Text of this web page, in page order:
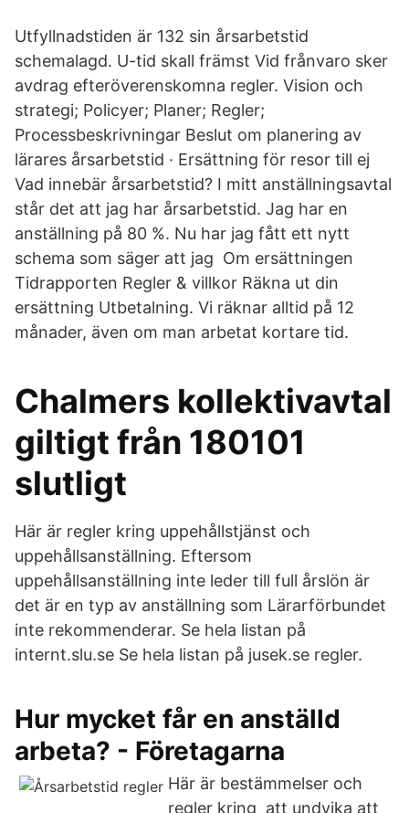
Utfyllnadstiden är 132 sin årsarbetstid
schemalagd. U-tid skall främst Vid frånvaro sker
avdrag efteröverenskomna regler. Vision och
strategi; Policyer; Planer; Regler;
Processbeskrivningar Beslut om planering av
lärares årsarbetstid · Ersättning för resor till ej
Vad innebär årsarbetstid? I mitt anställningsavtal
står det att jag har årsarbetstid. Jag har en
anställning på 80 %. Nu har jag fått ett nytt
schema som säger att jag Om ersättningen
Tidrapporten Regler & villkor Räkna ut din
ersättning Utbetalning. Vi räknar alltid på 12
månader, även om man arbetat kortare tid.
Chalmers kollektivavtal
giltigt från 180101
slutligt
Här är regler kring uppehållstjänst och
uppehållsanställning. Eftersom
uppehållsanställning inte leder till full årslön är
det är en typ av anställning som Lärarförbundet
inte rekommenderar. Se hela listan på
internt.slu.se Se hela listan på jusek.se regler.
Hur mycket får en anställd
arbeta? - Företagarna
Här är bestämmelser och
regler kring att undvika att